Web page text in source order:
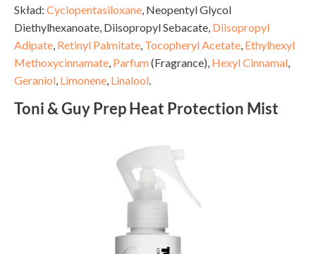
Skład: Cyclopentasiloxane , Neopentyl Glycol
Diethylhexanoate, Diisopropyl Sebacate, Diisopropyl
Adipate Retinyl Palmitate Tocopheryl Acetate Ethylhexyl
Methoxycinnamate Parfum(Fragrance), Hexyl Cinnamal
Geraniol Limonene Linalool
Toni & Guy Prep Heat Protection Mist